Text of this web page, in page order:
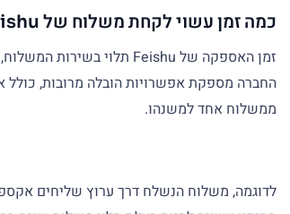
כמה זמן עשוי לקחת משלוח של Feishu
החברה מספקת אפשרויות הובלה מרובות, כולל
ממשלוח אחד למשנהו.